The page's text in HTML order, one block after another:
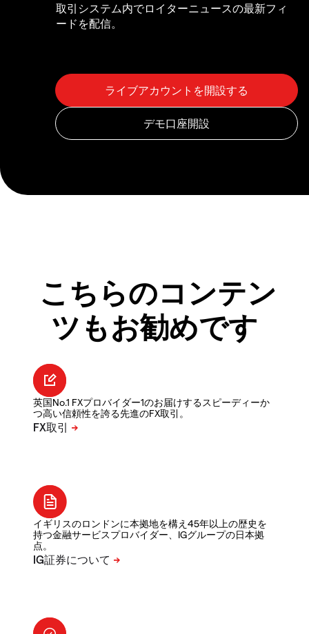
取引システム内でロイターニュースの最新フィ
ードを配信。
こちらのコンテン
ツもお勧めです
英国No.1 FXプロバイダー1のお届けするスピーディーか
つ高い信頼性を誇る先進のFX取引。
イギリスのロンドンに本拠地を構え45年以上の歴史を
持つ金融サービスプロバイダー、IGグループの日本拠
点。